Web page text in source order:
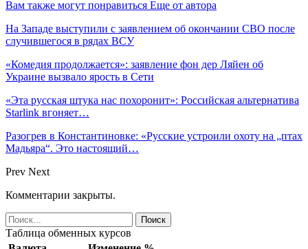
Вам также могут понравиться Еще от автора
На Западе выступили с заявлением об окончании СВО после
случившегося в рядах ВСУ
«Комедия продолжается»: заявление фон дер Ляйен об
Украине вызвало ярость в Сети
«Эта русская штука нас похоронит»: Российская альтернатива
Starlink вгоняет…
Разогрев в Константиновке: «Русские устроили охоту на „птах
Мадьяра“. Это настоящий…
Prev Next
Комментарии закрыты.
Таблица обменных курсов